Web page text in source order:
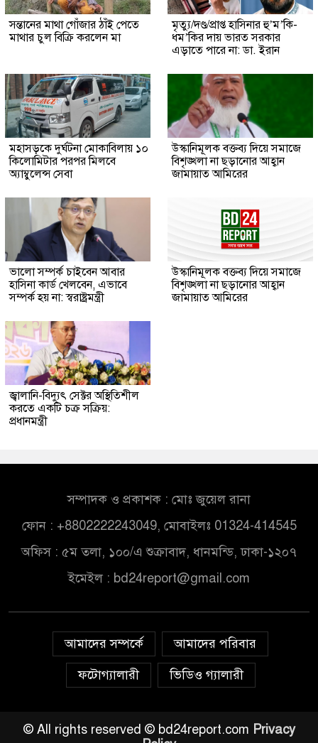
সন্তানের মাথা গোঁজার ঠাঁই পেতে
মাথার চুল বিক্রি করলেন মা
মৃত্যু/দণ্ড/প্রাপ্ত হাসিনার হু’ম’কি-
ধম’কির দায় ভারত সরকার
এড়াতে পারে না: ডা. ইরান
মহাসড়কে দুর্ঘটনা মোকাবিলায় ১০
কিলোমিটার পরপর মিলবে
অ্যাম্বুলেন্স সেবা
উস্কানিমূলক বক্তব্য দিয়ে সমাজে
বিশৃঙ্খলা না ছড়ানোর আহ্বান
জামায়াত আমিরের
ভালো সম্পর্ক চাইবেন আবার
হাসিনা কার্ড খেলবেন, এভাবে
সম্পর্ক হয় না: স্বরাষ্ট্রমন্ত্রী
উস্কানিমূলক বক্তব্য দিয়ে সমাজে
বিশৃঙ্খলা না ছড়ানোর আহ্বান
জামায়াত আমিরের
জ্বালানি-বিদ্যুৎ সেক্টর অস্থিতিশীল
করতে একটি চক্র সক্রিয়:
প্রধানমন্ত্রী
সম্পাদক ও প্রকাশক : মোঃ জুয়েল রানা
ফোন : +8802222243049, মোবাইলঃ 01324-414545
অফিস : ৫ম তলা, ১০০/এ শুক্রাবাদ, ধানমন্ডি, ঢাকা-১২০৭
ইমেইল : bd24report@gmail.com
আমাদের সম্পর্কে
আমাদের পরিবার
ফটোগ্যালারী
ভিডিও গ্যালারী
© All rights reserved © bd24report.com Privacy